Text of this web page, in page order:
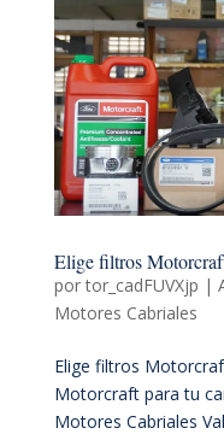
Elige filtros
portor_cadFUVXjp |
Motores Cabriales
Elige filtros
Motorcraft para tu
Motores Cabriales